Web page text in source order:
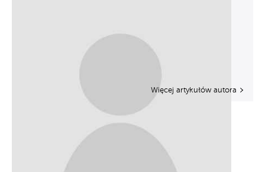
Więcej artykułów autora